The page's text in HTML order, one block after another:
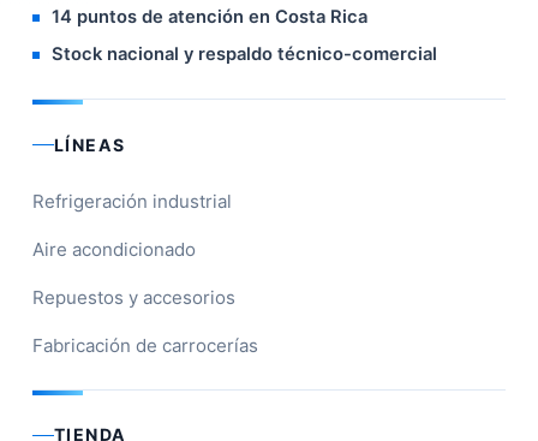
14 puntos de atención en Costa Rica
Stock nacional y respaldo técnico-comercial
LÍNEAS
Refrigeración industrial
Aire acondicionado
Repuestos y accesorios
Fabricación de carrocerías
TIENDA